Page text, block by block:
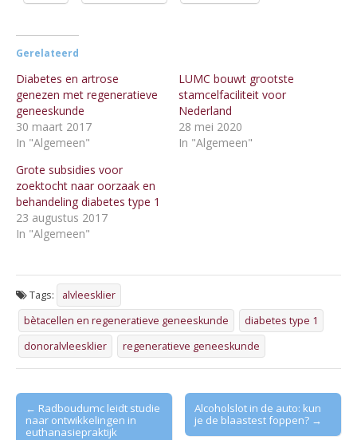
Gerelateerd
Diabetes en artrose
genezen met regeneratieve
geneeskunde
30 maart 2017
In "Algemeen"
LUMC bouwt grootste
stamcelfaciliteit voor
Nederland
28 mei 2020
In "Algemeen"
Grote subsidies voor
zoektocht naar oorzaak en
behandeling diabetes type 1
23 augustus 2017
In "Algemeen"
Tags:
alvleesklier
bètacellen en regeneratieve geneeskunde
diabetes type 1
donoralvleesklier
regeneratieve geneeskunde
Post
navigation
← Radboudumc leidt studie
naar ontwikkelingen in
euthanasiepraktijk
Alcoholslot in de auto: kun
je de blaastest foppen? →